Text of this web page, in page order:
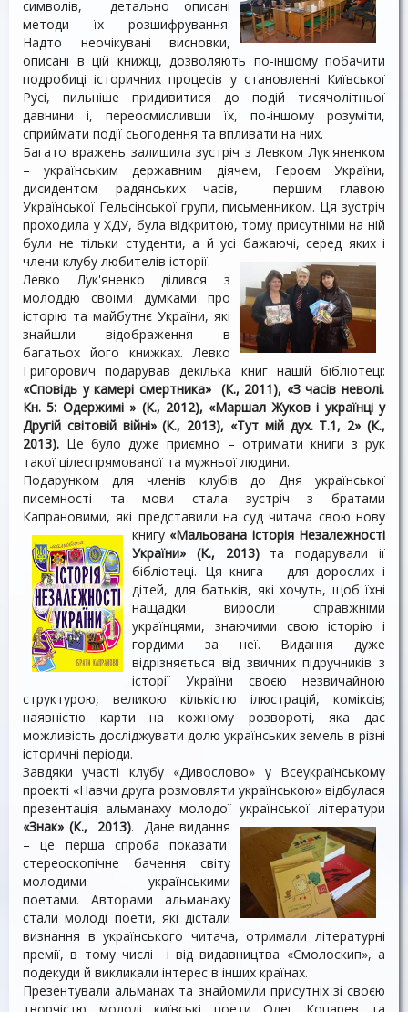
символів, детально описані
методи їх розшифрування.
Надто неочікувані висновки,
описані в цій книжці, дозволяють по-іншому побачити
подробиці історичних процесів у становленні Київської
Русі, пильніше придивитися до подій тисячолітньої
давнини і, переосмисливши їх, по-іншому розуміти,
сприймати події сьогодення та впливати на них.
Багато вражень залишила зустріч з Левком Лук'яненком
– українським державним діячем, Героєм України,
дисидентом радянських часів, першим главою
Української Гельсінської групи, письменником. Ця зустріч
проходила у ХДУ, була відкритою, тому присутніми на ній
були не тільки студенти, а й усі бажаючі, серед яких і
члени клубу любителів історії.
Левко Лук'яненко ділився з
молоддю своїми думками про
історію та майбутнє України, які
знайшли відображення в
багатьох його книжках. Левко
Григорович подарував декілька книг нашій бібліотеці:
«Сповідь у камері смертника» (К., 2011), «З часів неволі.
Кн. 5: Одержимі » (К., 2012), «Маршал Жуков і українці у
Другій світовій війні» (К., 2013), «Тут мій дух. Т.1, 2» (К.,
2013). Це було дуже приємно – отримати книги з рук
такої цілеспрямованої та мужньої людини.
Подарунком для членів клубів до Дня української
писемності та мови стала зустріч з братами
Капрановими, які представили на суд читача свою нову
книгу «Мальована історія Незалежності
України» (К., 2013)та подарували ії
бібліотеці. Ця книга – для дорослих і
дітей, для батьків, які хочуть, щоб їхні
нащадки виросли справжніми
українцями, знаючими свою історію і
гордими за неї. Видання дуже
відрізняється від звичних підручників з
історії України своєю незвичайною
структурою, великою кількістю ілюстрацій, коміксів;
наявністю карти на кожному розвороті, яка дає
можливість досліджувати долю українських земель в різні
історичні періоди.
Завдяки участі клубу «Дивослово» у Всеукраїнському
проекті «Навчи друга розмовляти українською» відбулася
презентація альманаху молодої української літератури
«Знак» (К., 2013). Дане видання
– це перша спроба показати
стереоскопічне бачення світу
молодими українськими
поетами. Авторами альманаху
стали молоді поети, які дістали
визнання в українського читача, отримали літературні
премії, в тому числі і від видавництва «Смолоскип», а
подекуди й викликали інтерес в інших країнах.
Презентували альманах та знайомили присутніх зі своєю